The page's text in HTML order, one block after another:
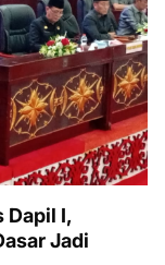
Dapil I,
Jadi